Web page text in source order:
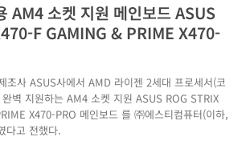
AM4 소켓 지원 메인보드 ASUS
F GAMING & PRIME X470-
조사 ASUS사에서 AMD 라이젠 2세대 프로세서(코
벽 지원하는 AM4 소켓 지원 ASUS ROG STRIX
X470-PRO 메인보드 를 ㈜에스티컴퓨터(이하,
다고 전했다.